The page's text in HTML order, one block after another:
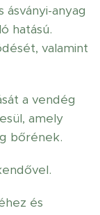
anyag
hatású.
valamint
a vendég
amely
bőrének.
és